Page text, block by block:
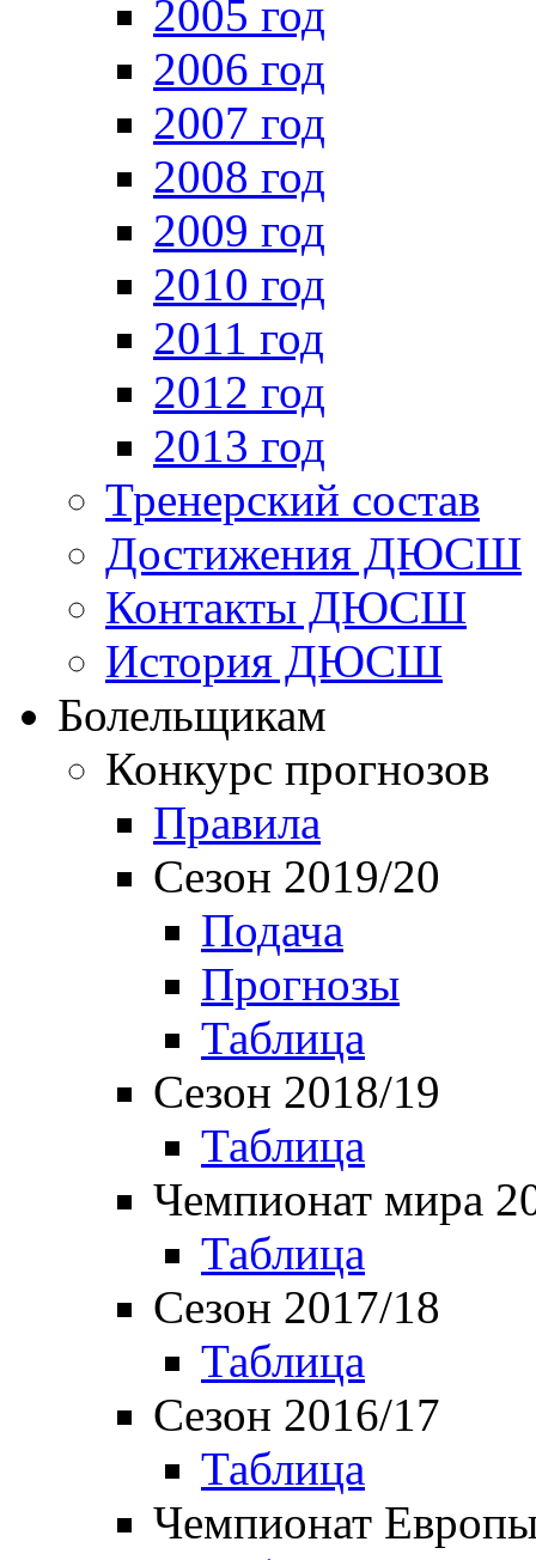
2005 год
2006 год
2007 год
2008 год
2009 год
2010 год
2011 год
2012 год
2013 год
Тренерский состав
Достижения ДЮСШ
Контакты ДЮСШ
История ДЮСШ
Болельщикам
Конкурс прогнозов
Правила
Сезон 2019/20
Подача
Прогнозы
Таблица
Сезон 2018/19
Таблица
Чемпионат мира
Таблица
Сезон 2017/18
Таблица
Сезон 2016/17
Таблица
Чемпионат